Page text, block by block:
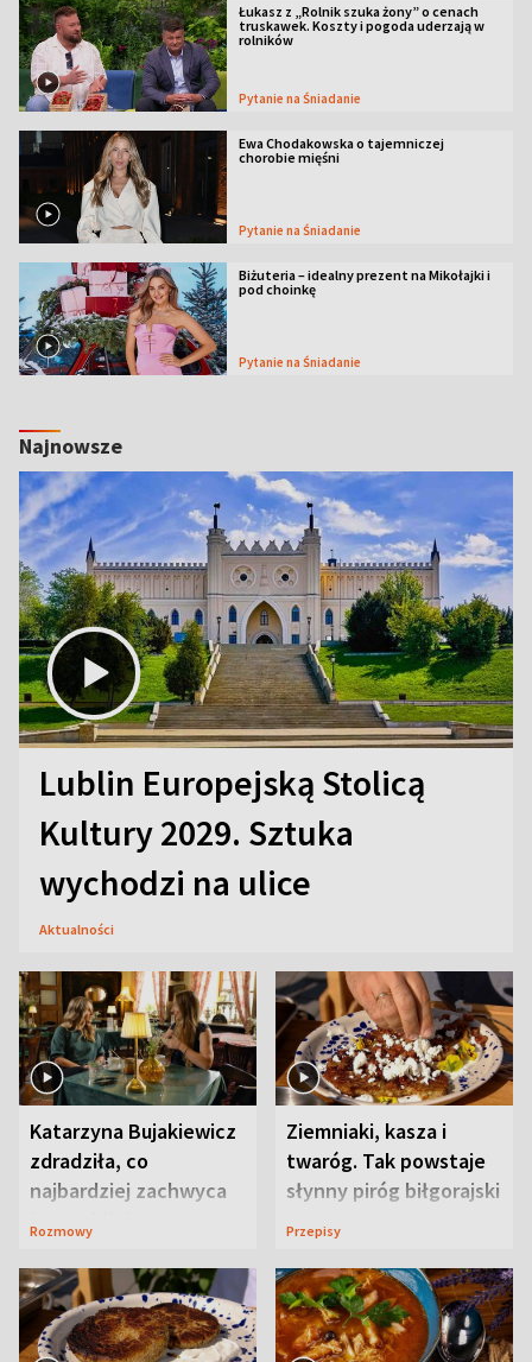
Łukasz z „Rolnik szuka żony” o cenach
truskawek. Koszty i pogoda uderzają w
rolników
Pytanie na Śniadanie
Ewa Chodakowska o tajemniczej
chorobie mięśni
Pytanie na Śniadanie
Biżuteria – idealny prezent na Mikołajki i
pod choinkę
Pytanie na Śniadanie
Najnowsze
Lublin Europejską Stolicą
Kultury 2029. Sztuka
wychodzi na ulice
Aktualności
Katarzyna Bujakiewicz
zdradziła, co
najbardziej zachwyca
ją w Lublinie
Rozmowy
Ziemniaki, kasza i
twaróg. Tak powstaje
słynny piróg biłgorajski
Przepisy